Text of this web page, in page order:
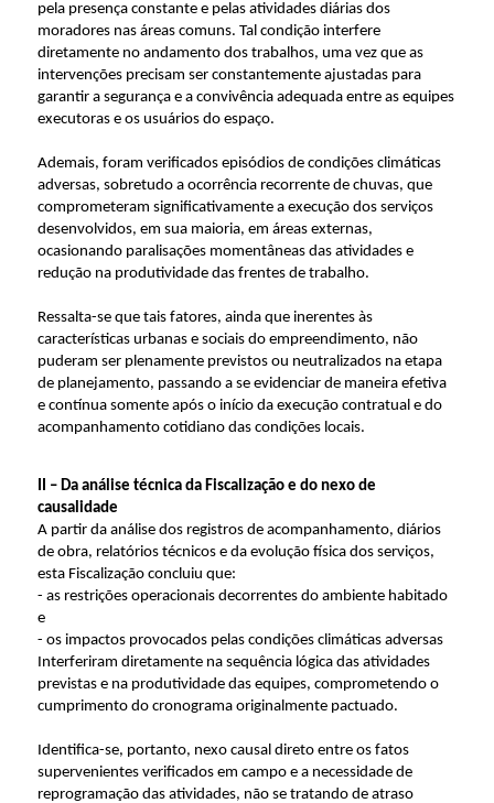
pela presença constante e pelas atividades diárias dos
moradores nas áreas comuns. Tal condição interfere
diretamente no andamento dos trabalhos, uma vez que as
intervenções precisam ser constantemente ajustadas para
garantir a segurança e a convivência adequada entre as equipes
executoras e os usuários do espaço.
Ademais, foram verificados episódios de condições climáticas
adversas, sobretudo a ocorrência recorrente de chuvas, que
comprometeram significativamente a execução dos serviços
desenvolvidos, em sua maioria, em áreas externas,
ocasionando paralisações momentâneas das atividades e
redução na produtividade das frentes de trabalho.
Ressalta-se que tais fatores, ainda que inerentes às
características urbanas e sociais do empreendimento, não
puderam ser plenamente previstos ou neutralizados na etapa
de planejamento, passando a se evidenciar de maneira efetiva
e contínua somente após o início da execução contratual e do
acompanhamento cotidiano das condições locais.
II – Da análise técnica da Fiscalização e do nexo de
causalidade
A partir da análise dos registros de acompanhamento, diários
de obra, relatórios técnicos e da evolução física dos serviços,
esta Fiscalização concluiu que:
- as restrições operacionais decorrentes do ambiente habitado
e
- os impactos provocados pelas condições climáticas adversas
Interferiram diretamente na sequência lógica das atividades
previstas e na produtividade das equipes, comprometendo o
cumprimento do cronograma originalmente pactuado.
Identifica-se, portanto, nexo causal direto entre os fatos
supervenientes verificados em campo e a necessidade de
reprogramação das atividades, não se tratando de atraso